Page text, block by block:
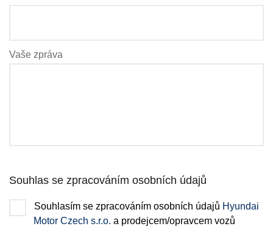
Vaše zpráva
Souhlas se zpracováním osobních údajů
Souhlasím se zpracováním osobních údajů Hyundai
Motor Czech s.r.o. a prodejcem/opravcem vozů